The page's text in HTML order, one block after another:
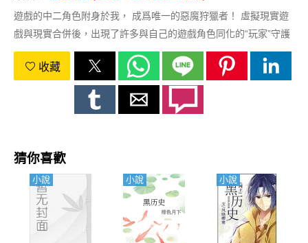
遊戲的中二角色附身於我， 成爲唯一的惡魔狩獵者！ 虛擬現實遊
戲與現實合併後，出現了許多與自己的遊戲角色同化的“玩家”守護
世界。而平凡的社畜男主也沒能免俗，被自己患中二病時創建的黑
歷史集合體遊戲角色附身了！這個世界上獨一無二的惡魔獵人駕
收藏
猜你喜歡
小說 小說 小說